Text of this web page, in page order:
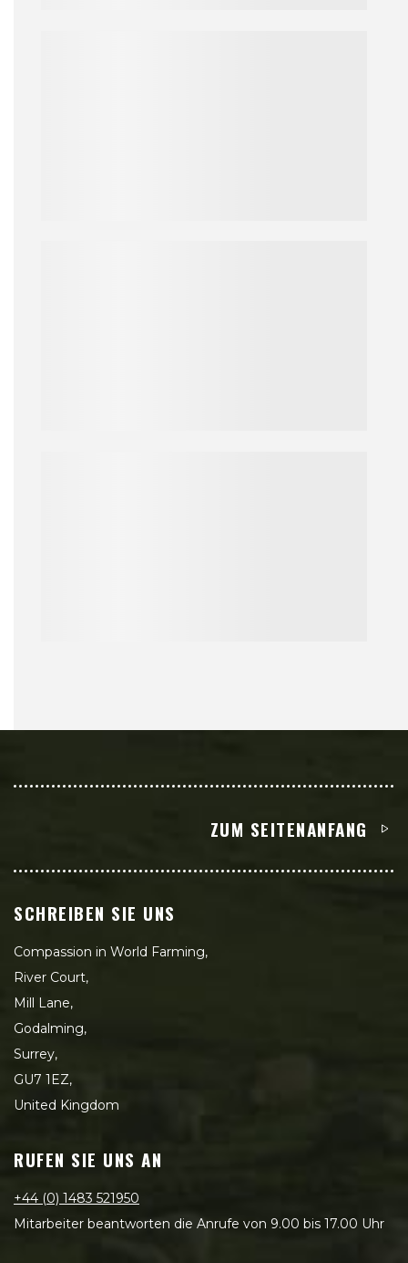
ZUM SEITENANFANG
SCHREIBEN SIE UNS
Compassion in World Farming,
River Court,
Mill Lane,
Godalming,
Surrey,
GU7 1EZ,
United Kingdom
RUFEN SIE UNS AN
+44 (0) 1483 521950
Mitarbeiter beantworten die Anrufe von 9.00 bis 17.00 Uhr